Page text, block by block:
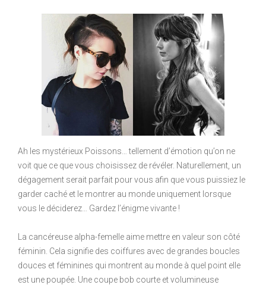
Ah les mystérieux Poissons… tellement d’émotion qu’on ne
voit que ce que vous choisissez de révéler. Naturellement, un
dégagement serait parfait pour vous afin que vous puissiez le
garder caché et le montrer au monde uniquement lorsque
vous le déciderez… Gardez l’énigme vivante !
La cancéreuse alpha-femelle aime mettre en valeur son côté
féminin. Cela signifie des coiffures avec de grandes boucles
douces et féminines qui montrent au monde à quel point elle
est une poupée. Une coupe bob courte et volumineuse